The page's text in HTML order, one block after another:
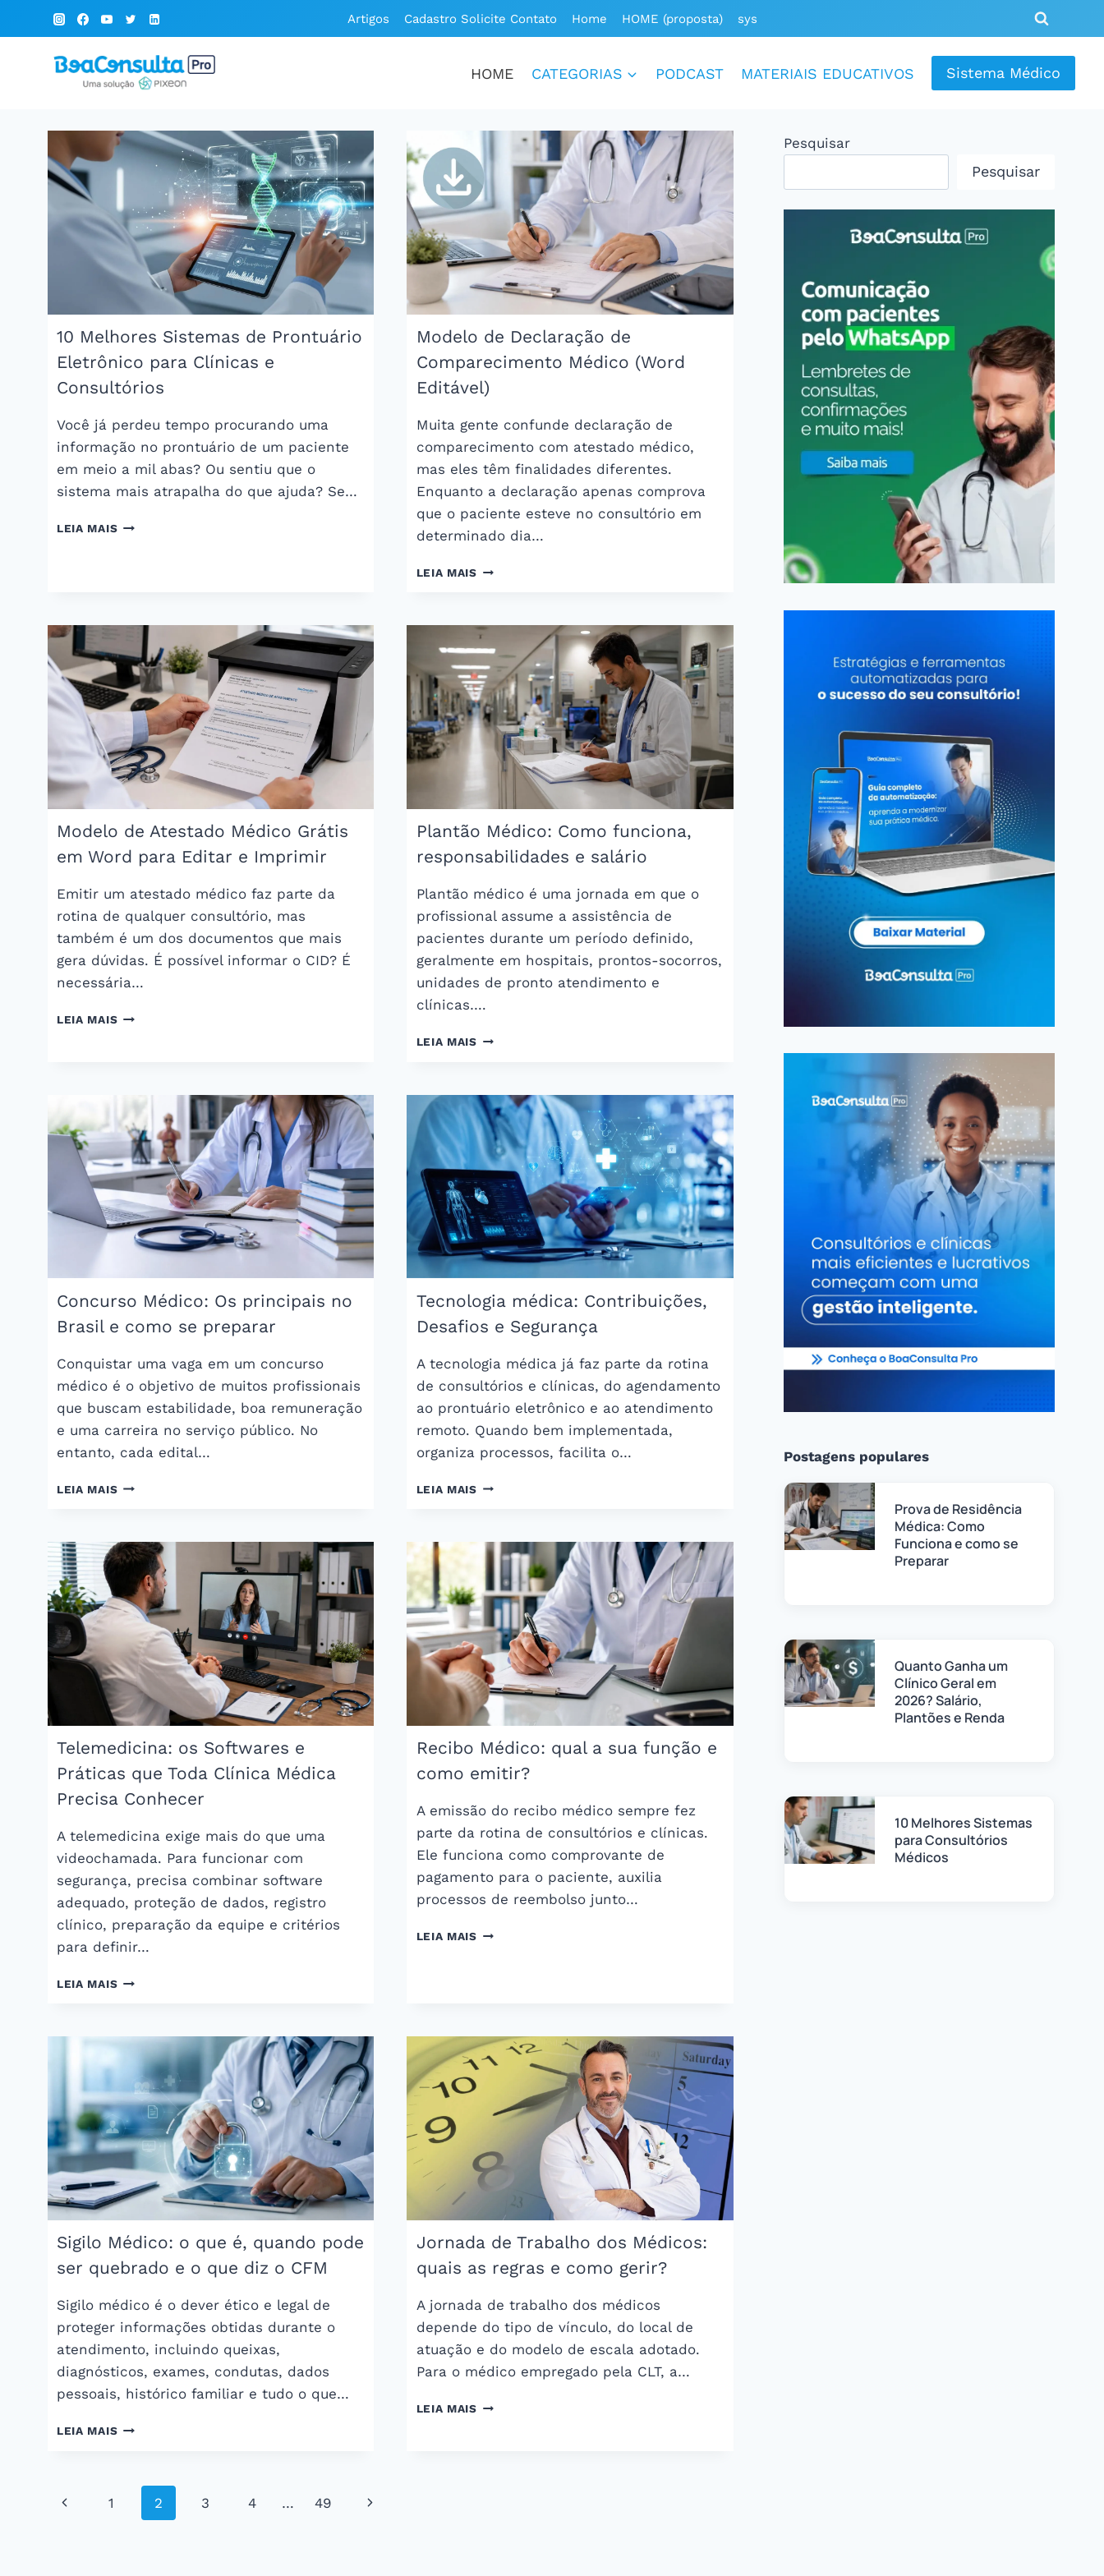
Conteúdo
Artigos Cadastro Solicite Contato Home HOME (proposta) sys
HOME CATEGORIAS PODCAST MATERIAIS EDUCATIVOS Sistema Médico
10 Melhores Sistemas de Prontuário
Eletrônico para Clínicas e
Consultórios
Você já perdeu tempo procurando uma
informação no prontuário de um paciente
em meio a mil abas? Ou sentiu que o
sistema mais atrapalha do que ajuda? Se…
LEIA MAIS10
PARA
CLÍNICAS
E
CONSULTÓRIOS
Modelo de Declaração de
Comparecimento Médico (Word
Editável)
Muita gente confunde declaração de
comparecimento com atestado médico,
mas eles têm finalidades diferentes.
Enquanto a declaração apenas comprova
que o paciente esteve no consultório em
determinado dia…
LEIA MAISMODELO
COMPARECIMENTO
MÉDICO
(WORD
EDITÁVEL)
Modelo de Atestado Médico Grátis
em Word para Editar e Imprimir
Emitir um atestado médico faz parte da
rotina de qualquer consultório, mas
também é um dos documentos que mais
gera dúvidas. É possível informar o CID? É
necessária…
LEIA MAISMODELO
EM
WORD
PARA
EDITAR
E
IMPRIMIR
Plantão Médico: Como funciona,
responsabilidades e salário
Plantão médico é uma jornada em que o
profissional assume a assistência de
pacientes durante um período definido,
geralmente em hospitais, prontos-socorros,
unidades de pronto atendimento e
clínicas….
LEIA MAISPLANTÃO
RESPONSABILIDADES
E
SALÁRIO
Concurso Médico: Os principais no
Brasil e como se preparar
Conquistar uma vaga em um concurso
médico é o objetivo de muitos profissionais
que buscam estabilidade, boa remuneração
e uma carreira no serviço público. No
entanto, cada edital…
LEIA MAISCONCURSO
NO
BRASIL
COMO
PREPARAR
Tecnologia médica: Contribuições,
Desafios e Segurança
A tecnologia médica já faz parte da rotina
de consultórios e clínicas, do agendamento
ao prontuário eletrônico e ao atendimento
remoto. Quando bem implementada,
organiza processos, facilita o…
LEIA MAISTECNOLOGIA
E
SEGURANÇA
Telemedicina: os Softwares e
Práticas que Toda Clínica Médica
Precisa Conhecer
A telemedicina exige mais do que uma
videochamada. Para funcionar com
segurança, precisa combinar software
adequado, proteção de dados, registro
clínico, preparação da equipe e critérios
para definir…
LEIA MAISTELEMEDICINA:
TODA
CLÍNICA
MÉDICA
PRECISA
CONHECER
Recibo Médico: qual a sua função e
como emitir?
A emissão do recibo médico sempre fez
parte da rotina de consultórios e clínicas.
Ele funciona como comprovante de
pagamento para o paciente, auxilia
processos de reembolso junto…
LEIA MAISRECIBO
E
COMO
EMITIR?
Sigilo Médico: o que é, quando pode
ser quebrado e o que diz o CFM
Sigilo médico é o dever ético e legal de
proteger informações obtidas durante o
atendimento, incluindo queixas,
diagnósticos, exames, condutas, dados
pessoais, histórico familiar e tudo o que…
LEIA MAISSIGILO
Jornada de Trabalho dos Médicos:
quais as regras e como gerir?
A jornada de trabalho dos médicos
depende do tipo de vínculo, do local de
atuação e do modelo de escala adotado.
Para o médico empregado pela CLT, a…
LEIA MAISJORNADA
Navegação
Página
1 2 3 4 … 49
Página
Pesquisar
Pesquisar
Postagens populares
Prova de Residência
Médica: Como
Funciona e como se
Preparar
Quanto Ganha um
Clínico Geral em
2026? Salário,
Plantões e Renda
10 Melhores Sistemas
para Consultórios
Médicos